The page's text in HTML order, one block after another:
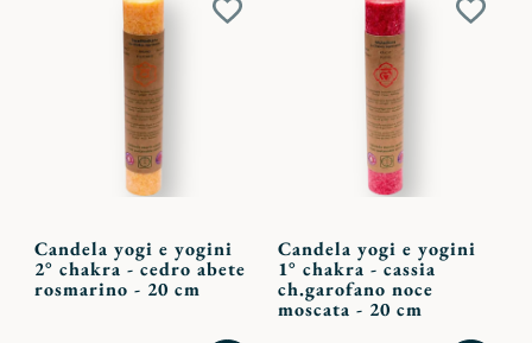
Aggiungi
Candela yogi e yogini
2° chakra - cedro abete
rosmarino - 20 cm
Candela yogi e yogini
1° chakra - cassia
ch.garofano noce
moscata - 20 cm